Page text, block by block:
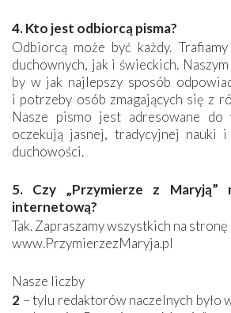
4. Kto jest odbiorcą pisma?
Odbiorcą może być każdy.
duchownych, jak i świeckich.
by w jak najlepszy sposób
i potrzeby osób zmagających się z
Nasze pismo jest adresowane do
oczekują jasnej, tradycyjnej nauki
duchowości.
5. Czy „Przymierze z Maryją”
internetową?
Tak. Zapraszamy wszystkich na stronę
www.PrzymierzezMaryja.pl
Nasze liczby
2 – tylu redaktorów naczelnych było